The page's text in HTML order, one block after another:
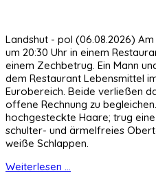
Landshut - pol (06.08.2026)
um 20:30 Uhr in einem
einem Zechbetrug. Ein Mann
dem Restaurant Lebensmittel
Eurobereich. Beide verließen
offene Rechnung zu
hochgesteckte Haare; trug
schulter- und ärmelfreies
weiße Schlappen.
Weiterlesen ...